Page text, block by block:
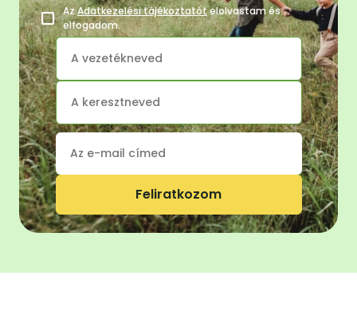
AzAdatkezelési tájékoztatótelolvastam és
elfogadom.
Feliratkozom